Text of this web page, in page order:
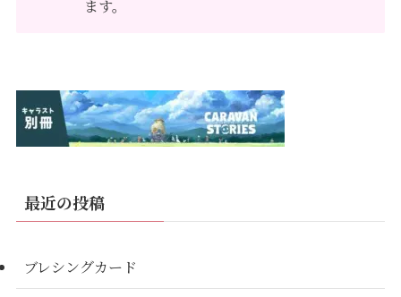
ます。
最近の投稿
ブレシングカード